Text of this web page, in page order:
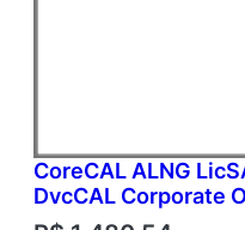
CoreCAL ALNG
DvcCAL Corporate